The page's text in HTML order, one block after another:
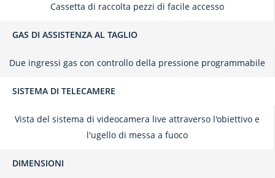
Cassetta di raccolta pezzi di facile accesso
GAS DI ASSISTENZA AL TAGLIO
Due ingressi gas con controllo della pressione programmabile
SISTEMA DI TELECAMERE
Vista del sistema di videocamera live attraverso l'obiettivo e
l'ugello di messa a fuoco
DIMENSIONI